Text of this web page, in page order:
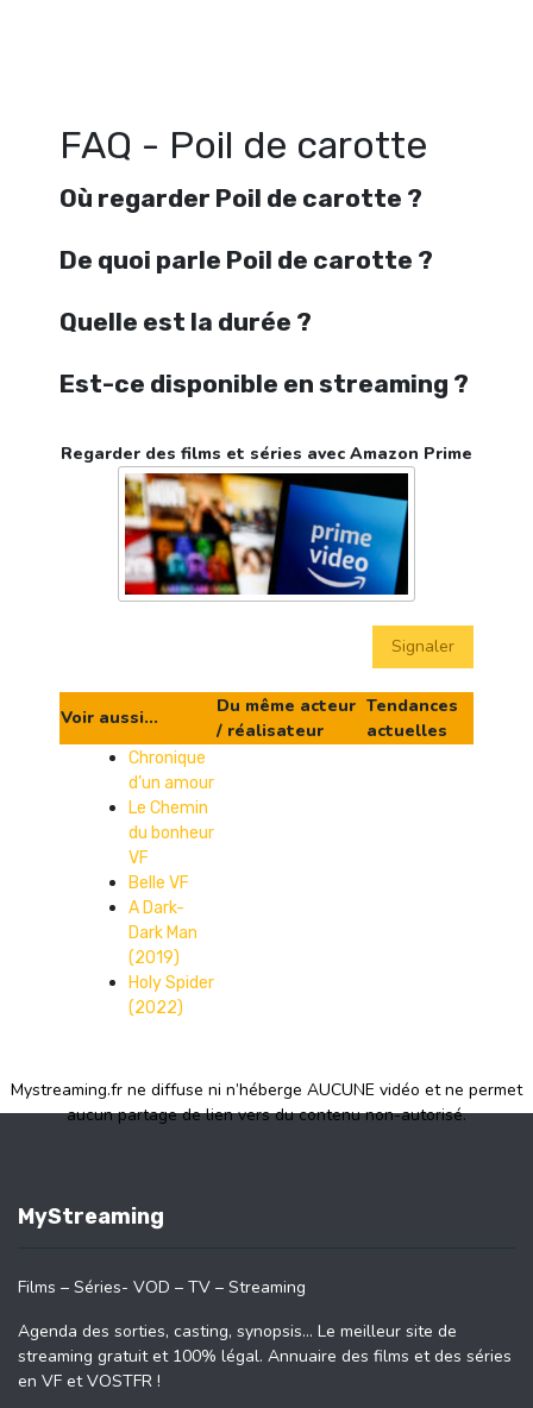
FAQ - Poil de carotte
Où regarder Poil de carotte ?
De quoi parle Poil de carotte ?
Quelle est la durée ?
Est-ce disponible en streaming ?
Regarder des films et séries avec Amazon Prime
Signaler
Voir aussi...
Du même acteur
/ réalisateur
Tendances
actuelles
Chronique
d’un amour
Le Chemin
du bonheur
VF
Belle VF
A Dark-
Dark Man
(2019)
Holy Spider
(2022)
Mystreaming.fr ne diffuse ni n’héberge AUCUNE vidéo et ne permet
aucun partage de lien vers du contenu non-autorisé.
MyStreaming
Films – Séries- VOD – TV – Streaming
Agenda des sorties, casting, synopsis… Le meilleur site de
streaming gratuit et 100% légal. Annuaire des films et des séries
en VF et VOSTFR !